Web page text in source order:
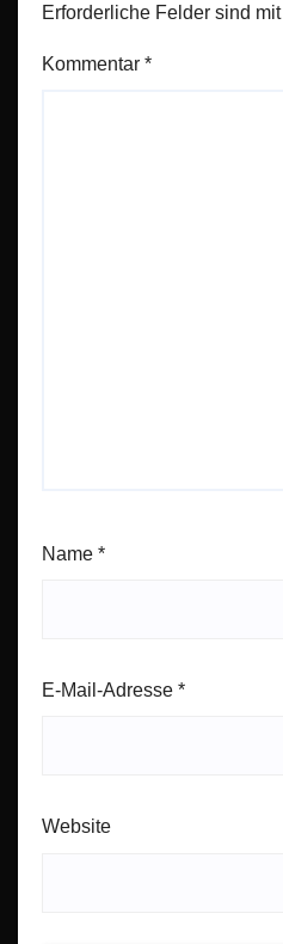
Erforderliche Felder sind mit
Kommentar *
Name *
E-Mail-Adresse *
Website